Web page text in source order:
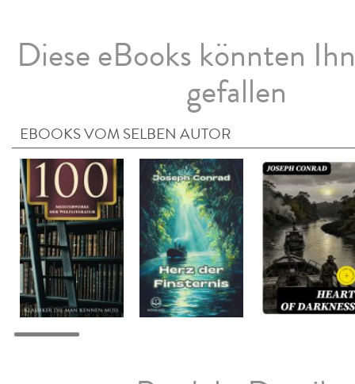
Diese eBooks könnten
gefallen
EBOOKS VOM SELBEN AUTOR